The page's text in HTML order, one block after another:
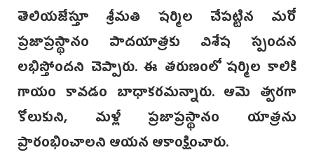
తెలియజేస్తూ శ్రీమతి షర్మిల చేపట్టిన మరో
ప్రజాప్రస్థానం పాదయాత్రకు విశేష స్పందన
లభిస్తోందని చెప్పారు. ఈ తరుణంలో షర్మిల కాలికి
గాయం కావడం బాధాకరమన్నారు. ఆమె త్వరగా
కోలుకుని, మళ్లీ ప్రజాప్రస్థానం యాత్రను
ప్రారంభించాలని ఆయన ఆకాంక్షించారు.